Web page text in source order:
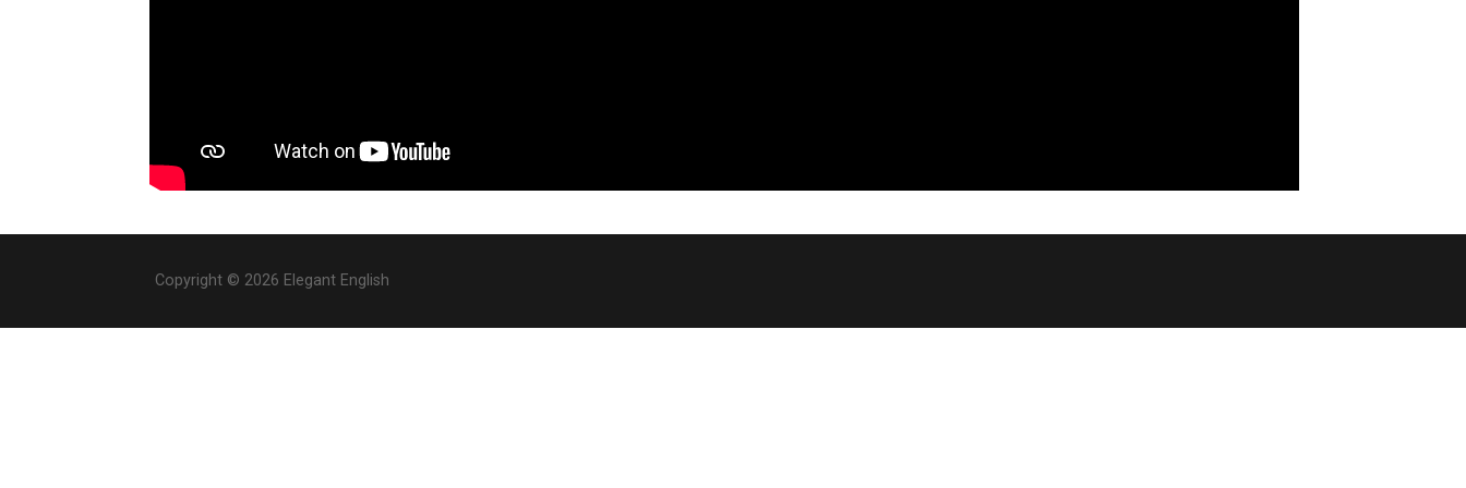
Copyright © 2026 Elegant English